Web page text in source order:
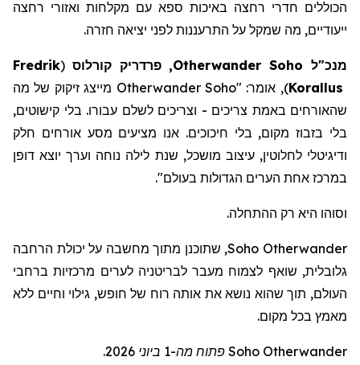
הכוללים חדרי רחצה באיכות ספא עם מקלחות ואזורי רחצה
ייעודיים, מה שמקל על התרעננות לפני יציאה חזרה.
מנכ"ל Otherwander Soho , פרדריקקורלוס (
Fredrik
Korallus
), אומר: "Otherwander Soho מייצג זיקוק של מה
שהאורחים באמת צריכים - וצריכים לשלם עבורו. בלי קישוטים,
בלי בזבוז מקום, בלי חיכוכים. אנו מציעים מסע אורחים חלק
ודיגיטלי לחלוטין, עיצוב מושכל, שנת לילה נוחה וערך יוצא דופן
במרכז אחת הערים הגדולות בעולם".
וסוהו היא רק ההתחלה.
Otherwander
Soho, שתוכנן מתוך מחשבה על יכולת הרחבה
גלובלית, שואף לצמוח מעבר לבריטניה לערים מרכזיות ברחבי
העולם, תוך שהוא נושא את אותה רוח של חופש, גילוי וחיים ללא
מאמץ בכל מקום.
Otherwander
Soho פתוח מה-1 ביוני 2026.